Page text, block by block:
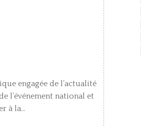
engagée de l’actualité
l’événement national et
à la...